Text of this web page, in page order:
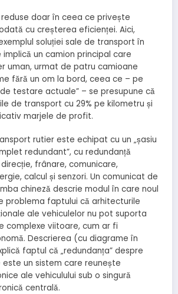
doar în ceea ce privește
cu creșterea eficienței. Aici,
soluției sale de transport în
implică un camion principal care
uman, urmat de patru camioane
fără un om la bord, ceea ce – pe
testare actuale” – se presupune că
de transport cu 29% pe kilometru și
marjele de profit.
rutier este echipat cu un „șasiu
redundant”, cu redundanță
frânare, comunicare,
calcul și senzori. Un comunicat de
chineză descrie modul în care noul
problema faptului că arhitecturile
ale vehiculelor nu pot suporta
complexe viitoare, cum ar fi
Descrierea (cu diagrame în
faptul că „redundanța” despre
un sistem care reunește
ale vehiculului sub o singură
centrală.